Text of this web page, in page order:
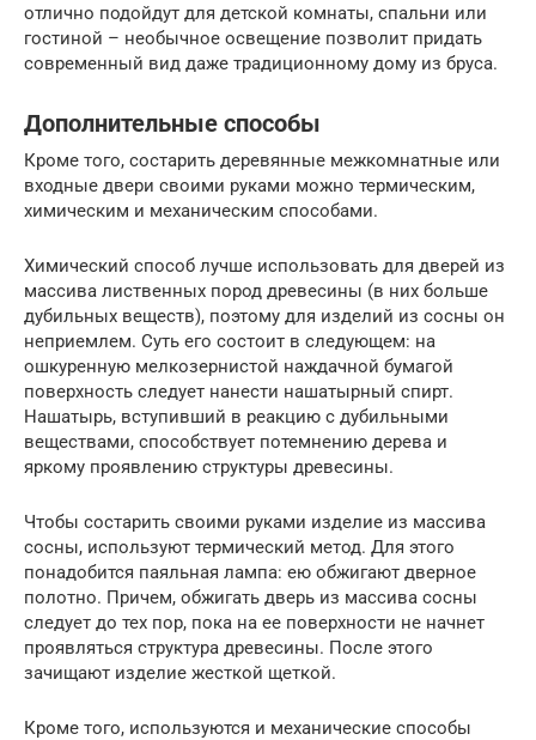
отлично подойдут для детской комнаты, спальни или
гостиной – необычное освещение позволит придать
современный вид даже традиционному дому из бруса.
Дополнительные способы
Кроме того, состарить деревянные межкомнатные или
входные двери своими руками можно термическим,
химическим и механическим способами.
Химический способ лучше использовать для дверей из
массива лиственных пород древесины (в них больше
дубильных веществ), поэтому для изделий из сосны он
неприемлем. Суть его состоит в следующем: на
ошкуренную мелкозернистой наждачной бумагой
поверхность следует нанести нашатырный спирт.
Нашатырь, вступивший в реакцию с дубильными
веществами, способствует потемнению дерева и
яркому проявлению структуры древесины.
Чтобы состарить своими руками изделие из массива
сосны, используют термический метод. Для этого
понадобится паяльная лампа: ею обжигают дверное
полотно. Причем, обжигать дверь из массива сосны
следует до тех пор, пока на ее поверхности не начнет
проявляться структура древесины. После этого
зачищают изделие жесткой щеткой.
Кроме того, используются и механические способы